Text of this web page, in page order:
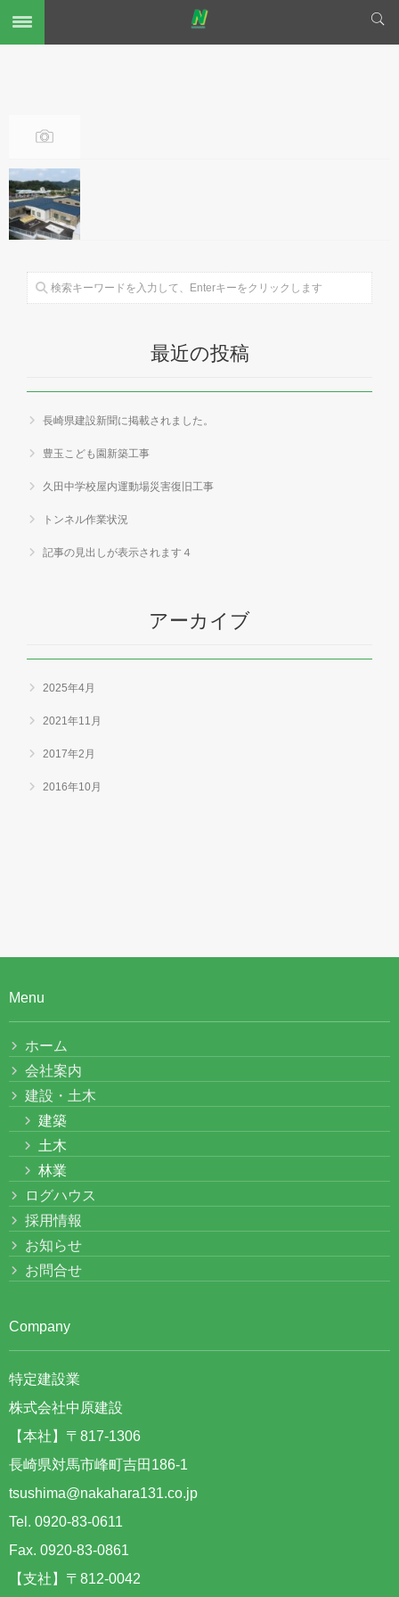
最近の投稿
長崎県建設新聞に掲載されました。
豊玉こども園新築工事
久田中学校屋内運動場災害復旧工事
トンネル作業状況
記事の見出しが表示されます４
アーカイブ
2025年4月
2021年11月
2017年2月
2016年10月
Menu
ホーム
会社案内
建設・土木
建築
土木
林業
ログハウス
採用情報
お知らせ
お問合せ
Company
特定建設業
株式会社中原建設
【本社】〒817-1306
長崎県対馬市峰町吉田186-1
tsushima@nakahara131.co.jp
Tel. 0920-83-0611
Fax. 0920-83-0861
【支社】〒812-0042